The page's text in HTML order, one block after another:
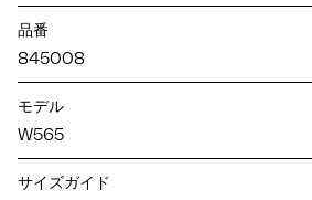
品番
845008
モデル
W565
サイズガイド